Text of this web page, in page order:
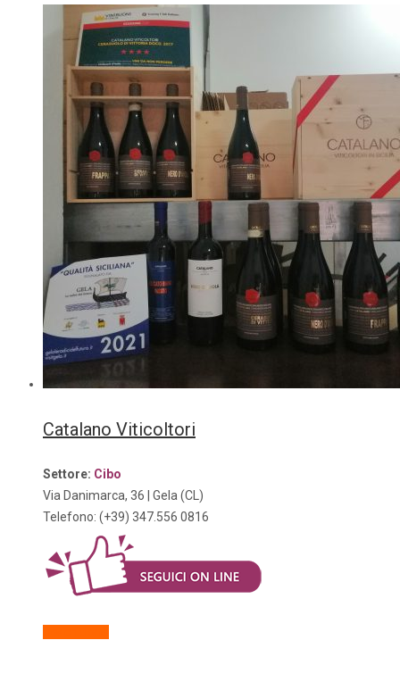
Catalano Viticoltori
Settore: Cibo
Via Danimarca, 36 | Gela (CL)
Telefono: (+39) 347.556 0816